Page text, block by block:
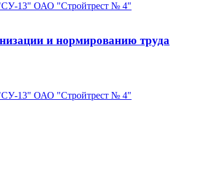
13" ОАО "Стройтрест № 4"
и нормированию труда
13" ОАО "Стройтрест № 4"